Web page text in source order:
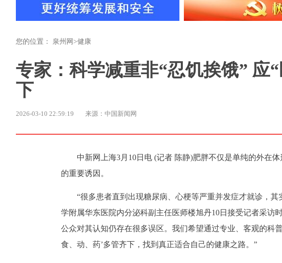
您的位置： 泉州网 >健康
专家：科学减重非“忍饥挨饿” 应
下
2026-03-10 22:59:19 来源：中国新闻网
中新网上海3月10日电 (记者 陈静)肥胖不仅是单纯的外在
的重要诱因。
“很多患者直到出现糖尿病、心梗等严重并发症才就诊，
学附属华东医院内分泌科副主任医师楼旭丹10日接受记者采访
公众对其认知仍存在很多误区。我们希望通过专业、客观的科
食、动、药’多管齐下，找到真正适合自己的健康之路。”